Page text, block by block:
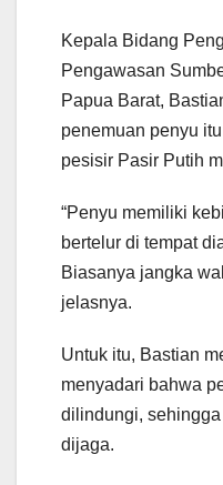
Kepala Bidang
Pengawasan
Papua Barat,
penemuan penyu
pesisir Pasir Putih
“Penyu memiliki
bertelur di tempat
Biasanya jangka
jelasnya.
Untuk itu, Bastian
menyadari bahwa
dilindungi,
dijaga.